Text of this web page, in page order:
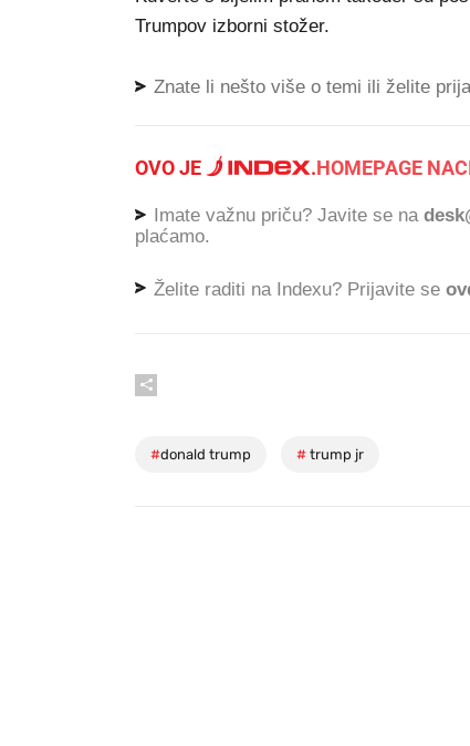
Trumpov izborni stožer.
Znate li nešto više o temi ili želite
OVO JE .HOMEPAGE
Imate važnu priču? Javite se na
plaćamo.
Želite raditi na Indexu? Prijavite se
#donald trump # trump jr